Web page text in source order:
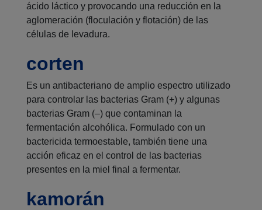
ácido láctico y provocando una reducción en la
aglomeración (floculación y flotación) de las
células de levadura.
corten
Es un antibacteriano de amplio espectro utilizado
para controlar las bacterias Gram (+) y algunas
bacterias Gram (–) que contaminan la
fermentación alcohólica. Formulado con un
bactericida termoestable, también tiene una
acción eficaz en el control de las bacterias
presentes en la miel final a fermentar.
kamorán